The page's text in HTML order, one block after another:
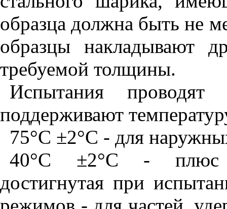
образца должна быть не
образцы накладывают
требуемой толщины.
Испытания
поддерживают
75°С ±2°С - для
40°С ±2°С - плюс
достигнутая при